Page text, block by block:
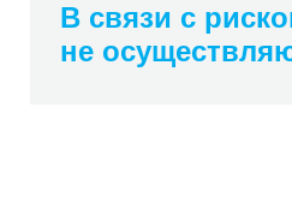
В связи с
не